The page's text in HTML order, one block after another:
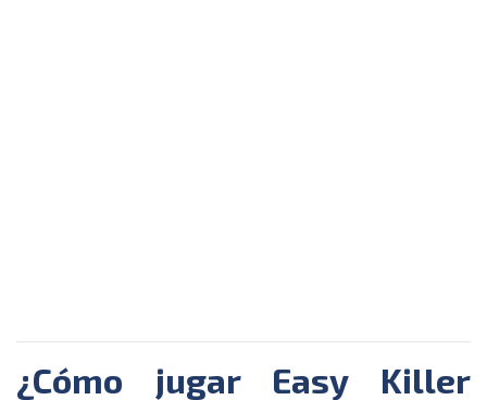
¿Cómo jugar Easy Killer